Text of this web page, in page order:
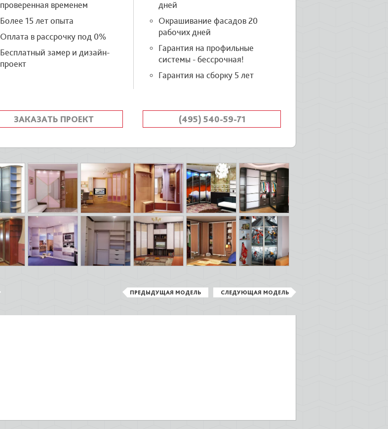
проверенная временем
Более 15 лет опыта
Оплата в рассрочку под 0%
Бесплатный замер и дизайн-
проект
дней
Окрашивание фасадов 20
рабочих дней
Гарантия на профильные
системы - бессрочная!
Гарантия на сборку 5 лет
ЗАКАЗАТЬ ПРОЕКТ (495) 540-59-71
ПРЕДЫДУЩАЯ МОДЕЛЬ СЛЕДУЮЩАЯ МОДЕЛЬ